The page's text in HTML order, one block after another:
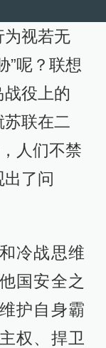
为视若无
”呢？联想
役上的
联在二
人们不禁
了问
冷战思维
国安全之
护自身霸
权、捍卫